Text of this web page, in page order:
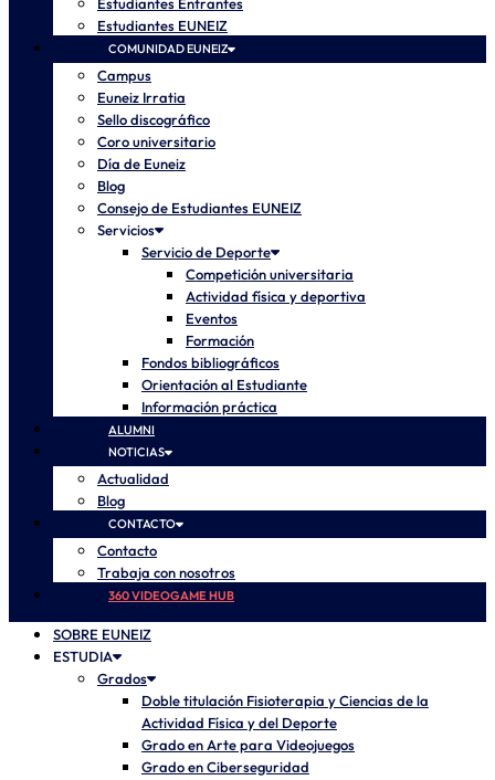
Estudiantes EUNEIZ
COMUNIDAD EUNEIZ
Campus
Euneiz Irratia
Sello discográfico
Coro universitario
Día de Euneiz
Blog
Consejo de Estudiantes EUNEIZ
Servicios
Servicio de Deporte
Competición universitaria
Actividad física y deportiva
Eventos
Formación
Fondos bibliográficos
Orientación al Estudiante
Información práctica
ALUMNI
NOTICIAS
Actualidad
Blog
CONTACTO
Contacto
Trabaja con nosotros
360 VIDEOGAME HUB
SOBRE EUNEIZ
ESTUDIA
Grados
Doble titulación Fisioterapia y Ciencias de la
Actividad Física y del Deporte
Grado en Arte para Videojuegos
Grado en Ciberseguridad